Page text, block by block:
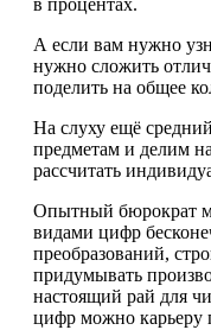
в процентах.
А если вам нужно
нужно сложить
поделить на общее
На слуху ещё
предметам и делим
рассчитать
Опытный бюрократ
видами цифр
преобразований,
придумывать
настоящий рай для
цифр можно карьеру